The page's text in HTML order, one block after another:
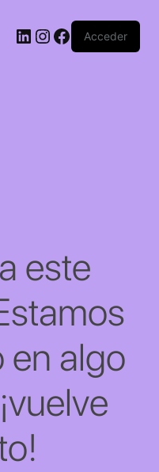
LinkedIn
Instagram
Facebook
Acceder
este
en algo